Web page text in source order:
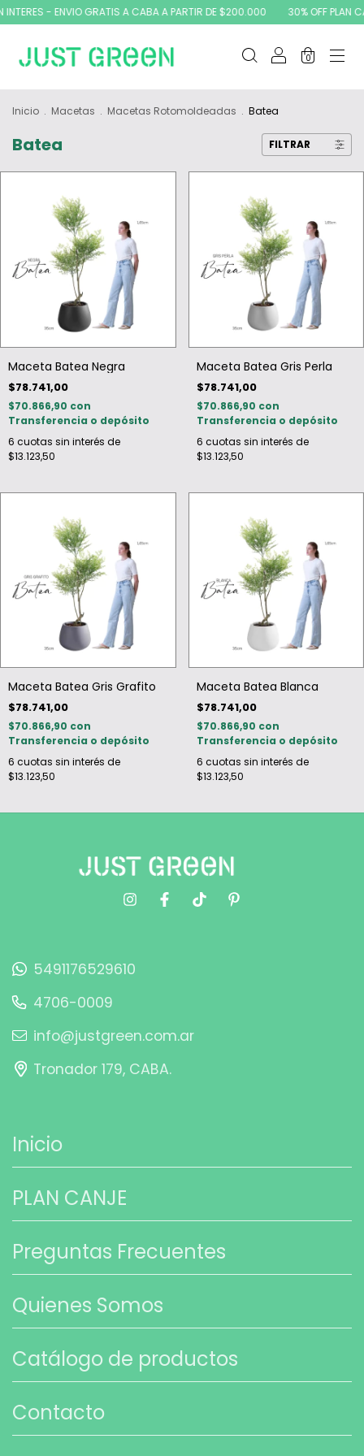
- ENVIO GRATIS A CABA A PARTIR DE $200.000 30% OFF PLAN
0
Inicio . Macetas . Macetas Rotomoldeadas . Batea
Batea FILTRAR
Maceta Batea Negra
$78.741,00
$70.866,90 con
Transferencia o depósito
6 cuotas sin interés de
$13.123,50
Maceta Batea Gris Perla
$78.741,00
$70.866,90 con
Transferencia o depósito
6 cuotas sin interés de
$13.123,50
Maceta Batea Gris Grafito
$78.741,00
$70.866,90 con
Transferencia o depósito
6 cuotas sin interés de
$13.123,50
Maceta Batea Blanca
$78.741,00
$70.866,90 con
Transferencia o depósito
6 cuotas sin interés de
$13.123,50
5491176529610
4706-0009
info@justgreen.com.ar
Tronador 179, CABA.
Inicio
PLAN CANJE
Preguntas Frecuentes
Quienes Somos
Catálogo de productos
Contacto